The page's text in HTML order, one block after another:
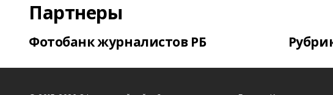
Партнеры
Фотобанк журналистов РБ